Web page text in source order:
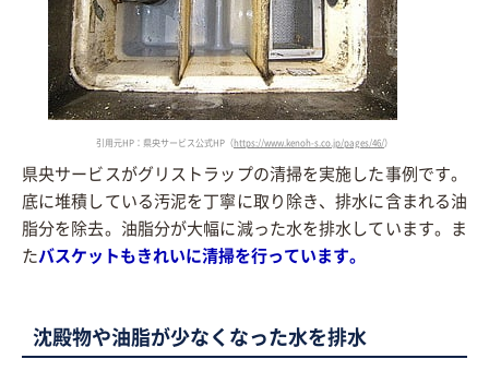
引用元HP：県央サービス公式HP（https://www.kenoh-s.co.jp/pages/46/）
県央サービスがグリストラップの清掃を実施した事例です。
底に堆積している汚泥を丁寧に取り除き、排水に含まれる油
脂分を除去。油脂分が大幅に減った水を排水しています。ま
たバスケットもきれいに清掃を行っています。
沈殿物や油脂が少なくなった水を排水